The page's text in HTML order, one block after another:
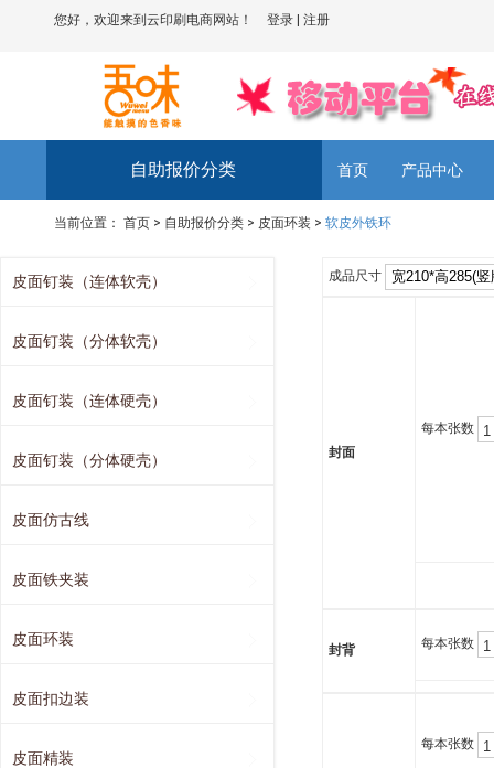
您好，欢迎来到云印刷电商网站！ 登录 注册
自助报价分类 首页 产品中心
当前位置： 首页 > 自助报价分类 > 皮面环装 > 软皮外铁环
皮面钉装（连体软壳）
皮面钉装（分体软壳）
皮面钉装（连体硬壳）
皮面钉装（分体硬壳）
皮面仿古线
皮面铁夹装
皮面环装
皮面扣边装
皮面精装
成品尺寸
封面
每本张数
封背 每本张数
每本张数